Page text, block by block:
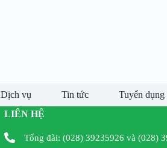
Dịch vụ Tin tức Tuyển dụng
LIÊN HỆ
Tổng đài: (028) 39235926 và (028)